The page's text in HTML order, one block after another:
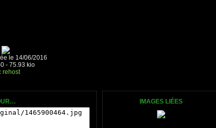
le 14/06/2016
- 75.93 kio
rehost
IMAGES LIÉES